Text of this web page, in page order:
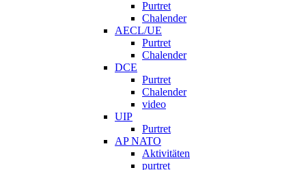
Purtret
Chalender
AECL/UE
Purtret
Chalender
DCE
Purtret
Chalender
video
UIP
Purtret
AP NATO
Aktivitäten
purtret